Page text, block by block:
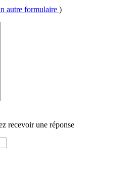
autre formulaire )
recevoir une réponse